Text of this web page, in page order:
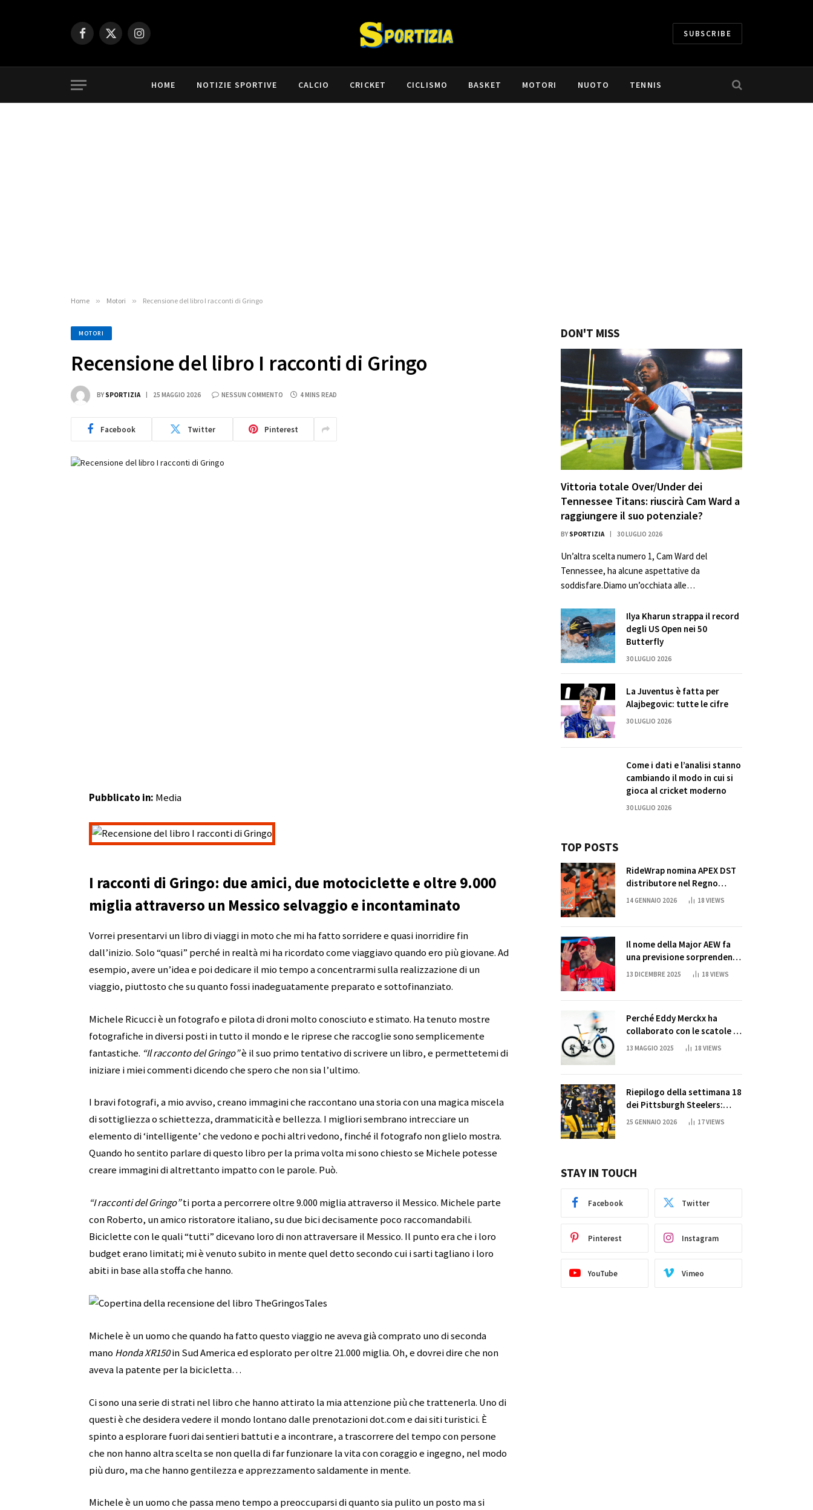
Facebook
X
Instagram SUBSCRIBE
HOME NOTIZIE SPORTIVE CALCIO CRICKET CICLISMO BASKET MOTORI NUOTO TENNIS
Home » Motori » Recensione del libro I racconti di Gringo
MOTORI
Recensione del libro I racconti di Gringo
BY SPORTIZIA 25 MAGGIO 2026 NESSUN COMMENTO 4 MINS READ
Facebook Twitter Pinterest
Pubblicato in: Media
I racconti di Gringo: due amici, due motociclette e oltre 9.000
miglia attraverso un Messico selvaggio e incontaminato
Vorrei presentarvi un libro di viaggi in moto che mi ha fatto sorridere e quasi inorridire fin
dall’inizio. Solo “quasi” perché in realtà mi ha ricordato come viaggiavo quando ero più giovane. Ad
esempio, avere un’idea e poi dedicare il mio tempo a concentrarmi sulla realizzazione di un
viaggio, piuttosto che su quanto fossi inadeguatamente preparato e sottofinanziato.
Michele Ricucci è un fotografo e pilota di droni molto conosciuto e stimato. Ha tenuto mostre
fotografiche in diversi posti in tutto il mondo e le riprese che raccoglie sono semplicemente
fantastiche. “Il racconto del Gringo”è il suo primo tentativo di scrivere un libro, e permettetemi di
iniziare i miei commenti dicendo che spero che non sia l’ultimo.
I bravi fotografi, a mio avviso, creano immagini che raccontano una storia con una magica miscela
di sottigliezza o schiettezza, drammaticità e bellezza. I migliori sembrano intrecciare un
elemento di ‘intelligente’ che vedono e pochi altri vedono, finché il fotografo non glielo mostra.
Quando ho sentito parlare di questo libro per la prima volta mi sono chiesto se Michele potesse
creare immagini di altrettanto impatto con le parole. Può.
“I racconti del Gringo”ti porta a percorrere oltre 9.000 miglia attraverso il Messico. Michele parte
con Roberto, un amico ristoratore italiano, su due bici decisamente poco raccomandabili.
Biciclette con le quali “tutti” dicevano loro di non attraversare il Messico. Il punto era che i loro
budget erano limitati; mi è venuto subito in mente quel detto secondo cui i sarti tagliano i loro
abiti in base alla stoffa che hanno.
Michele è un uomo che quando ha fatto questo viaggio ne aveva già comprato uno di seconda
mano Honda XR150in Sud America ed esplorato per oltre 21.000 miglia. Oh, e dovrei dire che non
aveva la patente per la bicicletta…
Ci sono una serie di strati nel libro che hanno attirato la mia attenzione più che trattenerla. Uno di
questi è che desidera vedere il mondo lontano dalle prenotazioni dot.com e dai siti turistici. È
spinto a esplorare fuori dai sentieri battuti e a incontrare, a trascorrere del tempo con persone
che non hanno altra scelta se non quella di far funzionare la vita con coraggio e ingegno, nel modo
più duro, ma che hanno gentilezza e apprezzamento saldamente in mente.
Michele è un uomo che passa meno tempo a preoccuparsi di quanto sia pulito un posto ma si
DON'T MISS
Vittoria totale Over/Under dei
Tennessee Titans: riuscirà Cam Ward a
raggiungere il suo potenziale?
BY SPORTIZIA 30 LUGLIO 2026
Un’altra scelta numero 1, Cam Ward del
Tennessee, ha alcune aspettative da
soddisfare.Diamo un’occhiata alle…
Ilya Kharun strappa il record
degli US Open nei 50
Butterfly
30 LUGLIO 2026
La Juventus è fatta per
Alajbegovic: tutte le cifre
30 LUGLIO 2026
Come i dati e l’analisi stanno
cambiando il modo in cui si
gioca al cricket moderno
30 LUGLIO 2026
TOP POSTS
RideWrap nomina APEX DST
distributore nel Regno
Unito
14 GENNAIO 2026 18 VIEWS
Il nome della Major AEW fa
una previsione sorprendente
per la partita di ritiro di
13 DICEMBRE 2025 18 VIEWS
Perché Eddy Merckx ha
collaborato con le scatole di
succo di Sun Capri
13 MAGGIO 2025 18 VIEWS
Riepilogo della settimana 18
dei Pittsburgh Steelers:
credi nei miracoli?
25 GENNAIO 2026 17VIEWS
STAY IN TOUCH
Facebook Twitter
Pinterest Instagram
YouTube Vimeo